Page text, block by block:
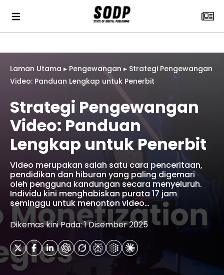
Laman Utama ▸ Pengewangan ▸ Strategi Pengewangan
Video: Panduan Lengkap untuk Penerbit
Strategi Pengewangan
Video: Panduan
Lengkap untuk Penerbit
Video merupakan salah satu cara penceritaan,
pendidikan dan hiburan yang paling digemari
oleh pengguna kandungan secara menyeluruh.
Individu kini menghabiskan purata 17 jam
seminggu untuk menonton video…
Dikemas kini Pada: 1 Disember 2025